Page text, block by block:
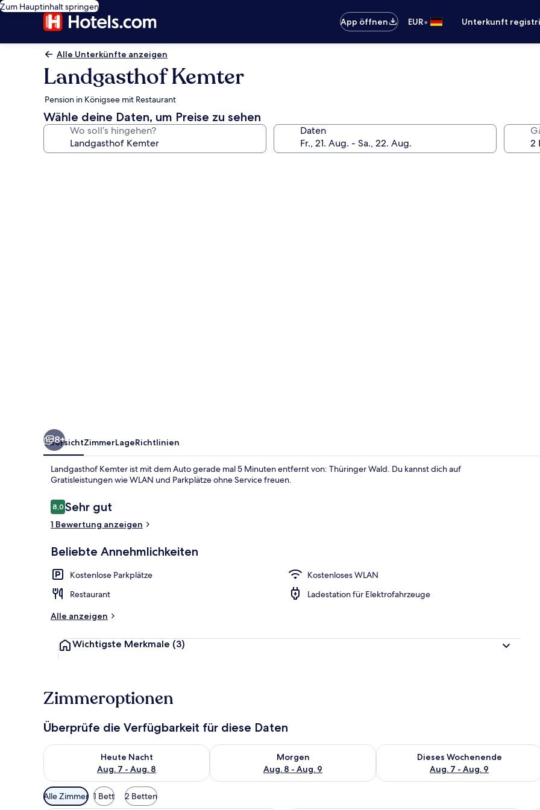
Zum Hauptinhalt springen
App öffnen
EUR• Unterkunft
Alle Unterkünfte anzeigen
Landgasthof Kemter
Pension in Königsee mit Restaurant
Wähle deine Daten, um Preise zu sehen
Wo soll’s hingehen? Daten
8+
ÜbersichtZimmerLageRichtlinien
Landgasthof Kemter ist mit dem Auto gerade mal 5 Minuten entfernt von: Thüringer Wald. Du kannst dich auf
Gratisleistungen wie WLAN und Parkplätze ohne Service freuen.
Bewertungen
8,08,0 von 10.
Sehr gut
1 Bewertung anzeigen
Beliebte Annehmlichkeiten
Kostenlose Parkplätze
Kostenloses WLAN
Restaurant
Ladestation für Elektrofahrzeuge
Alle anzeigen
Wichtigste Merkmale (3)
Zimmeroptionen
Überprüfe die Verfügbarkeit für diese Daten
Heute Nacht
Aug. 7 - Aug. 8
Überprüfe die Verfügbarkeit für heute Nacht, Aug. 7 - Aug. 8.
Morgen
Aug. 8 - Aug. 9
Überprüfe die Verfügbarkeit für morgen, Aug. 8 - Aug. 9.
Dieses Wochenende
Aug. 7 - Aug. 9
Überprüfe die Verfügbarkeit für
Verfügbare
Filter
Alle Zimmer 1 Bett 2 Betten